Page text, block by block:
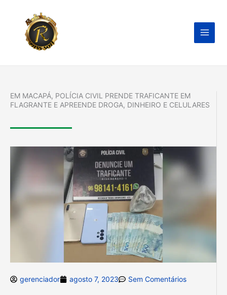
conteúdo
EM MACAPÁ, POLÍCIA CIVIL PRENDE TRAFICANTE EM
FLAGRANTE E APREENDE DROGA, DINHEIRO E CELULARES
gerenciador agosto 7, 2023 Sem Comentários